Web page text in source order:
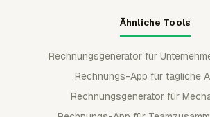
Ähnliche Tools
Rechnungsgenerator für
Rechnungs-App für tägliche
Rechnungsgenerator für